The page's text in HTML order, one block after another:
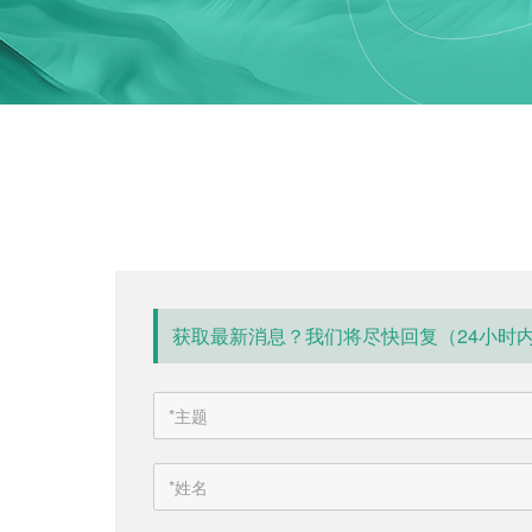
获取最新消息？我们将尽快回复（24小时